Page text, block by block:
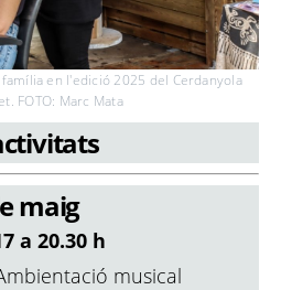
en l'edició 2025 del Cerdanyola
FOTO: Marc Mata
maig
a 20.30 h
musical